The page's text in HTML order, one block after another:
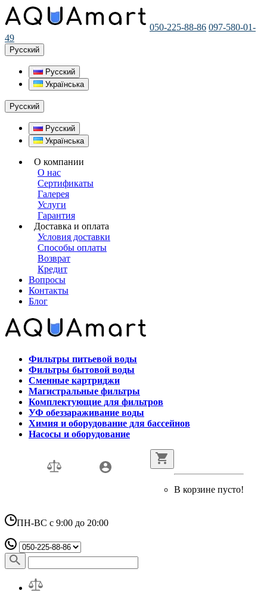
050-225-88-86 097-580-01-
49
Русский
Русский
Українська
Русский
Русский
Українська
О компании
О нас
Сертификаты
Галерея
Услуги
Гарантия
Доставка и оплата
Условия доставки
Способы оплаты
Возврат
Кредит
Вопросы
Контакты
Блог
Фильтры питьевой воды
Фильтры бытовой воды
Сменные картриджи
Магистральные фильтры
Комплектующие для фильтров
УФ обеззараживание воды
Химия и оборудование для бассейнов
Насосы и оборудование
В корзине пусто!
ПН-ВС с 9:00 до 20:00